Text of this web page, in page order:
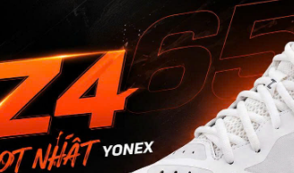
SẢN PHẨM CÙNG LOẠI
New